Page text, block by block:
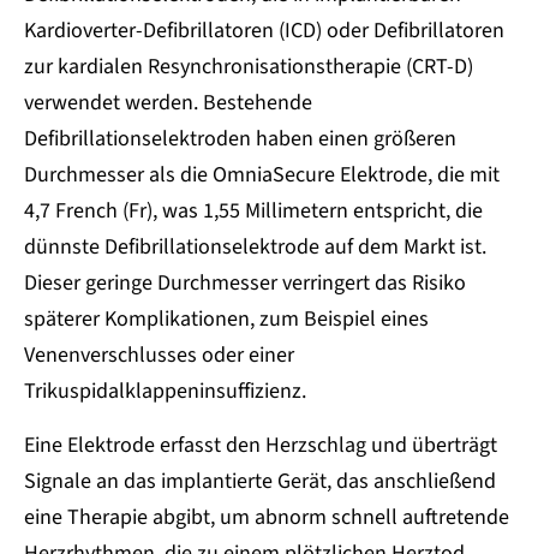
Kardioverter-Defibrillatoren (ICD) oder Defibrillatoren
zur kardialen Resynchronisationstherapie (CRT-D)
verwendet werden. Bestehende
Defibrillationselektroden haben einen größeren
Durchmesser als die OmniaSecure Elektrode, die mit
4,7 French (Fr), was 1,55 Millimetern entspricht, die
dünnste Defibrillationselektrode auf dem Markt ist.
Dieser geringe Durchmesser verringert das Risiko
späterer Komplikationen, zum Beispiel eines
Venenverschlusses oder einer
Trikuspidalklappeninsuffizienz.
Eine Elektrode erfasst den Herzschlag und überträgt
Signale an das implantierte Gerät, das anschließend
eine Therapie abgibt, um abnorm schnell auftretende